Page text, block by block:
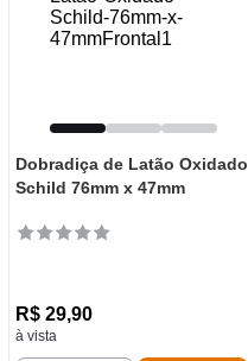
Dobradiça de Latão Oxidado
Schild 76mm x 47mm
R$ 29,90
à vista